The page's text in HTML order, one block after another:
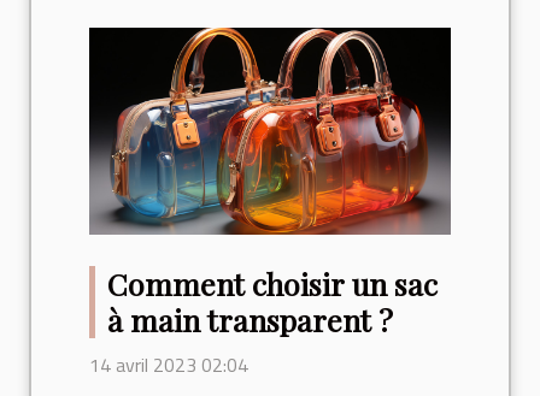
Comment choisir un sac
à main transparent ?
14 avril 2023 02:04